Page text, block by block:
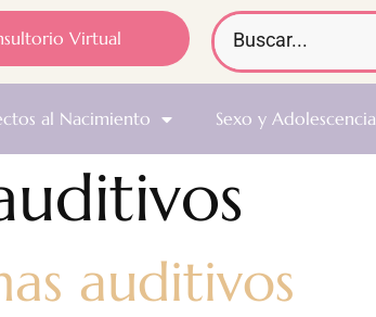
Virtual
al Nacimiento Sexo y Adolescencia
auditivos